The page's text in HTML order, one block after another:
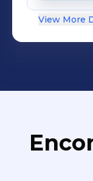
View More